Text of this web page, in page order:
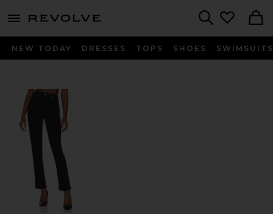
menu - shows more content
NEW TODAY DRESSES TOPS SHOES SWIMSUITS